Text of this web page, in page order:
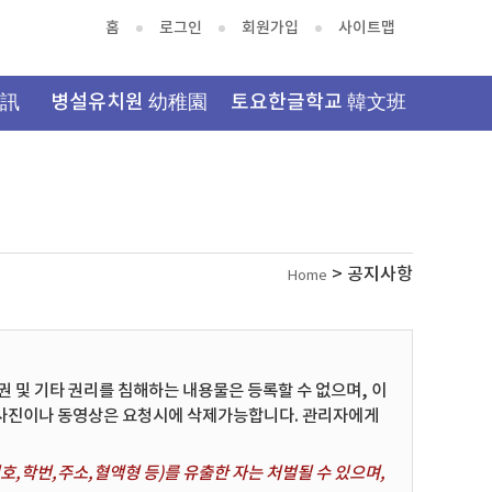
홈 로그인 회원가입 사이트맵
병설유치원 幼稚園 토요한글학교 韓文班
Home > 공지사항
및 기타 권리를 침해하는 내용물은 등록할 수 없으며, 이
이나 동영상은 요청시에 삭제가능합니다. 관리자에게
,학번,주소,혈액형 등)를 유출한 자는 처벌될 수 있으며,